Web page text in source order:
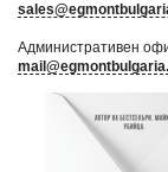
Административен